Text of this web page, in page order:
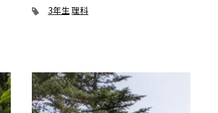
3年生理科